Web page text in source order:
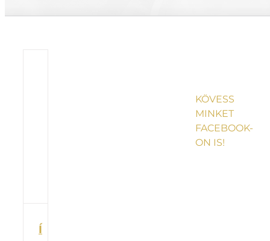
Í
KÖVESS
MINKET
FACEBOOK-
ON IS!